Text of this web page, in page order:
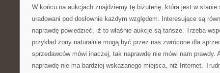
W końcu na aukcjach znajdziemy tę biżuterię, która jest w stanie
uradowani pod dosłownie każdym względem. Interesujące są
naprawdę powiedzieć, iż to właśnie aukcje są tańsze. Trzeba
przykład żony naturalnie mogą być przez nas zwrócone dla
sprzedawców mówi inaczej, tak naprawdę nie mówi nam prawdy.
naprawdę nie ma bardziej wskazanego miejsca, niż Internet.